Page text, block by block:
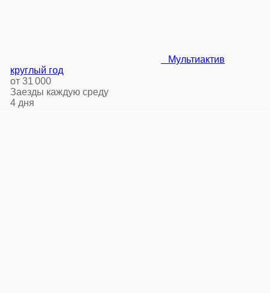
Мультиактив
круглый год
от 31 000
Заезды каждую среду
4 дня